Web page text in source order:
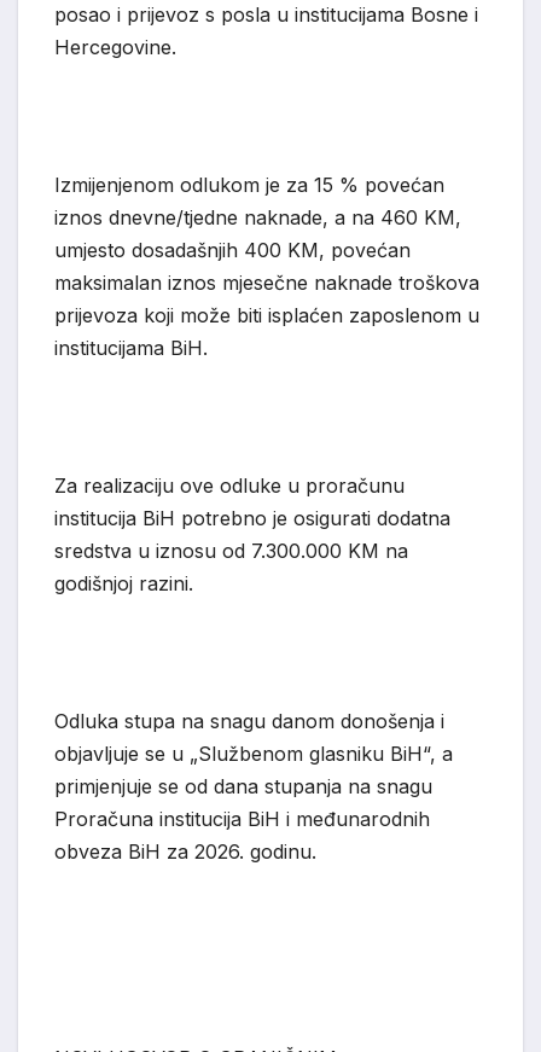
posao i prijevoz s posla u institucijama Bosne i
Hercegovine.
Izmijenjenom odlukom je za 15 % povećan
iznos dnevne/tjedne naknade, a na 460 KM,
umjesto dosadašnjih 400 KM, povećan
maksimalan iznos mjesečne naknade troškova
prijevoza koji može biti isplaćen zaposlenom u
institucijama BiH.
Za realizaciju ove odluke u proračunu
institucija BiH potrebno je osigurati dodatna
sredstva u iznosu od 7.300.000 KM na
godišnjoj razini.
Odluka stupa na snagu danom donošenja i
objavljuje se u „Službenom glasniku BiH“, a
primjenjuje se od dana stupanja na snagu
Proračuna institucija BiH i međunarodnih
obveza BiH za 2026. godinu.